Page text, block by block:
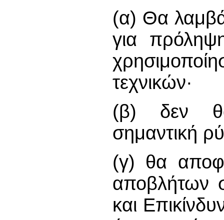
(α) Θα
για
τεχνικών·
(β) δεν θα
σημαντική
(γ) θα
αποβλήτων
και